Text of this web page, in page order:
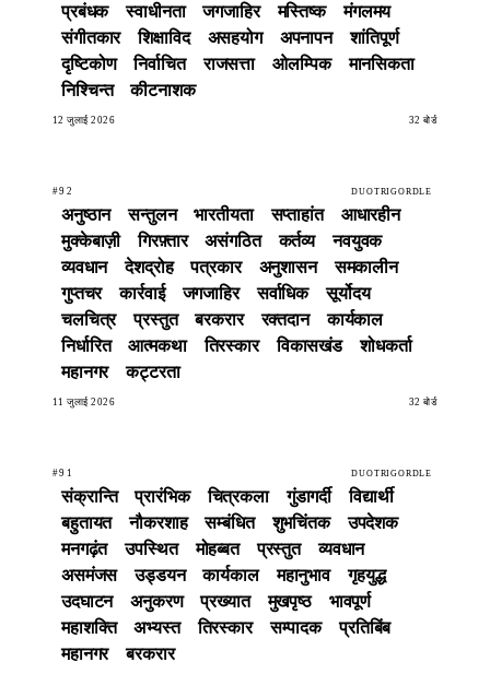
प्रबंधक
स्वाधीनता जगजाहिर मस्तिष्क
मंगलमय
संगीतकार
शिक्षाविद असहयोग अपनापन
शांतिपूर्ण
दृष्टिकोण
निर्वाचित राजसत्ता ओलम्पिक
मानसिकता
निश्चिन्त
कीटनाशक
12 जुलाई 2026 32 बोर्ड
#92 DUOTRIGORDLE
अनुष्ठान सन्तुलन भारतीयता सप्ताहांत
आधारहीन
मुक्केबाज़ी
गिरफ़्तार असंगठित कर्तव्य
नवयुवक
व्यवधान
देशद्रोह पत्रकार अनुशासन
समकालीन
गुप्तचर
कार्रवाई जगजाहिर सर्वाधिक
सूर्योदय
चलचित्र
प्रस्तुत बरकरार रक्तदान
कार्यकाल
निर्धारित
आत्मकथा तिरस्कार विकासखंड
शोधकर्ता
महानगर
कट्टरता
11 जुलाई 2026 32 बोर्ड
#91 DUOTRIGORDLE
संक्रान्ति प्रारंभिक चित्रकला गुंडागर्दी
विद्यार्थी
बहुतायत
नौकरशाह सम्बंधित शुभचिंतक
उपदेशक
मनगढ़ंत
उपस्थित मोहब्बत प्रस्तुत
व्यवधान
असमंजस
उड्डयन कार्यकाल महानुभाव
गृहयुद्ध
उदघाटन
अनुकरण प्रख्यात मुखपृष्ठ
भावपूर्ण
महाशक्ति
अभ्यस्त तिरस्कार सम्पादक
प्रतिबिंब
महानगर
बरकरार